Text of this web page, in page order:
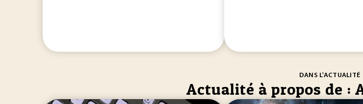
DANS L'ACTUALITÉ
Actualité à propos de :